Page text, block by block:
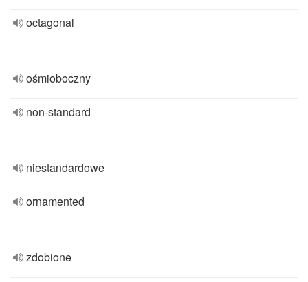
octagonal
ośmioboczny
non-standard
niestandardowe
ornamented
zdobione